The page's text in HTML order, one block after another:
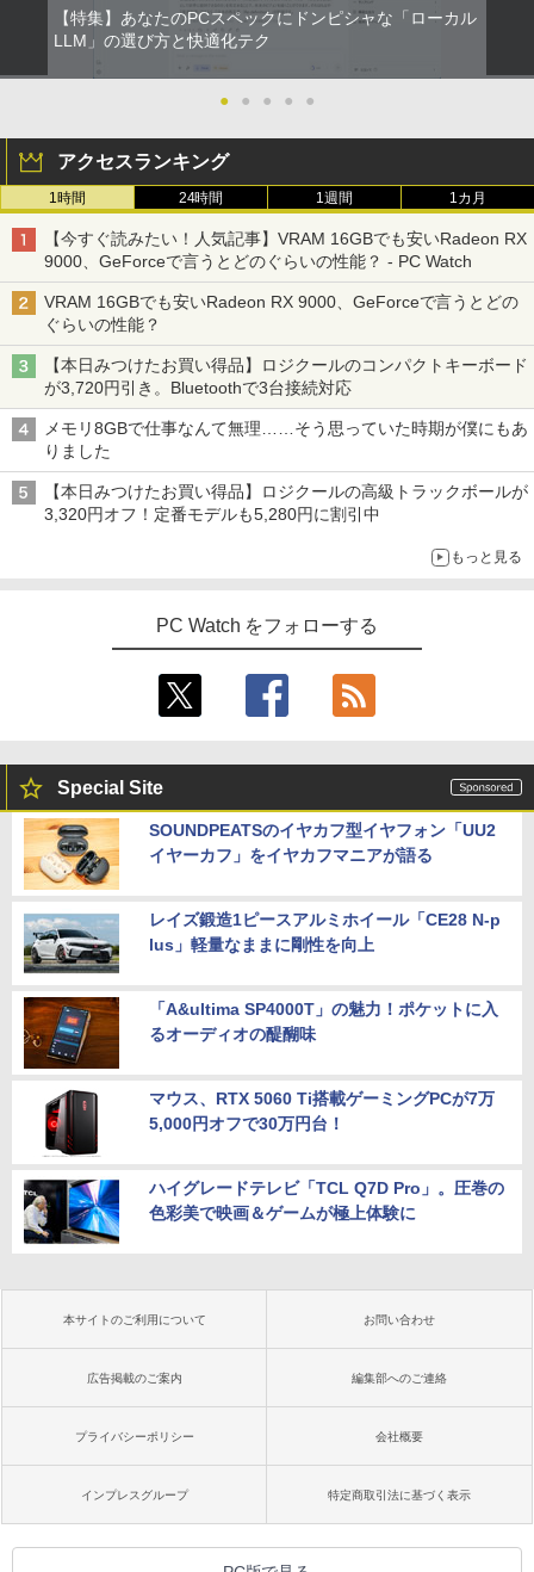
【特集】あなたのPCスペックにドンピシャな「ローカル
LLM」の選び方と快適化テク
● ● ● ● ●
アクセスランキング
1時間 24時間 1週間 1カ月
【今すぐ読みたい！人気記事】VRAM 16GBでも安いRadeon RX
9000、GeForceで言うとどのぐらいの性能？ - PC Watch
VRAM 16GBでも安いRadeon RX 9000、GeForceで言うとどの
ぐらいの性能？
【本日みつけたお買い得品】ロジクールのコンパクトキーボード
が3,720円引き。Bluetoothで3台接続対応
メモリ8GBで仕事なんて無理……そう思っていた時期が僕にもあ
りました
【本日みつけたお買い得品】ロジクールの高級トラックボールが
3,320円オフ！定番モデルも5,280円に割引中
もっと見る
PC Watch をフォローする
Special Site
SOUNDPEATSのイヤカフ型イヤフォン「UU2
イヤーカフ」をイヤカフマニアが語る
レイズ鍛造1ピースアルミホイール「CE28 N-p
lus」軽量なままに剛性を向上
「A&ultima SP4000T」の魅力！ポケットに入
るオーディオの醍醐味
マウス、RTX 5060 Ti搭載ゲーミングPCが7万
5,000円オフで30万円台！
ハイグレードテレビ「TCL Q7D Pro」。圧巻の
色彩美で映画＆ゲームが極上体験に
本サイトのご利用について お問い合わせ
広告掲載のご案内 編集部へのご連絡
プライバシーポリシー 会社概要
インプレスグループ 特定商取引法に基づく表示